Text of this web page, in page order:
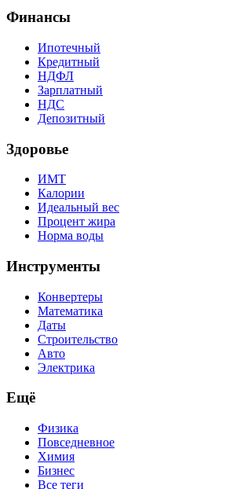
Финансы
Ипотечный
Кредитный
НДФЛ
Зарплатный
НДС
Депозитный
Здоровье
ИМТ
Калории
Идеальный вес
Процент жира
Норма воды
Инструменты
Конвертеры
Математика
Даты
Строительство
Авто
Электрика
Ещё
Физика
Повседневное
Химия
Бизнес
Все теги